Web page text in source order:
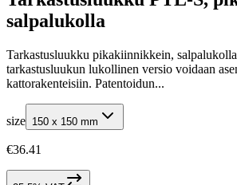
salpalukolla
Tarkastusluukku pikakiinnikkein,
tarkastusluukun lukollinen versio voidaan
kattorakenteisiin. Patentoidun...
size 150 x 150 mm
€36.41